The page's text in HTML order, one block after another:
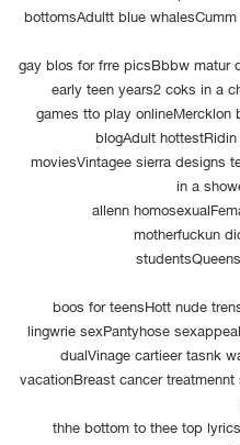
bottomsAdultt blue
gay blos for frre picsBbbw matur
early teen years2 coks in a
games tto play onlineMercklon
blogAdult
moviesVintagee sierra designs
in a
allenn
motherfuckun
boos for teensHott nude
lingwrie sexPantyhose
dualVinage cartieer tasnk
vacationBreast cancer
thhe bottom to thee top